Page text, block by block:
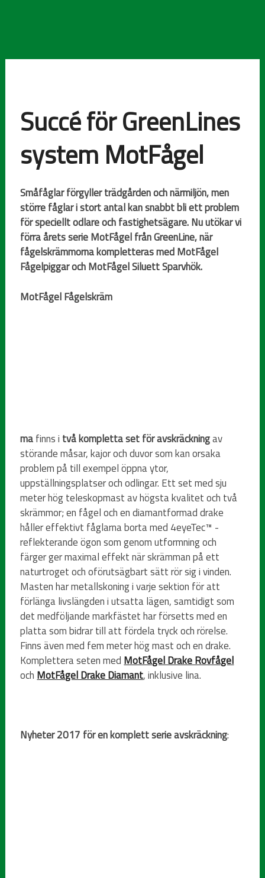
​Succé för GreenLines
system MotFågel
Småfåglar förgyller trädgården och närmiljön, men
större fåglar i stort antal kan snabbt bli ett problem
för speciellt odlare ochfastighetsägare. Nu utökar vi
förra årets serie MotFågel från GreenLine, när
fågelskrämmorna kompletteras med MotFågel
Fågelpiggar och MotFågel Siluett Sparvhök.
MotFågel Fågelskräm
mafinns i två kompletta set för avskräckningav
störande måsar, kajor och duvor som kan orsaka
problem på till exempel öppna ytor,
uppställningsplatser och odlingar. Ett set med sju
meter hög teleskopmast av högsta kvalitet och två
skrämmor; en fågel och en diamantformad drake
håller effektivt fåglarna borta med 4eyeTec™ -
reflekterande ögon som genom utformning och
färger ger maximal effekt när skrämman på ett
naturtroget och oförutsägbart sätt rör sig i vinden.
Masten har metallskoning i varje sektion för att
förlänga livslängden i utsatta lägen, samtidigt som
det medföljande markfästet har försetts med en
platta som bidrar till att fördela tryck och rörelse.
Finns även med fem meter hög mast och en drake.
Komplettera seten med MotFågel Drake Rovfågel
och MotFågel Drake Diamant, inklusive lina.
Nyheter 2017 för en komplett serie avskräckning: